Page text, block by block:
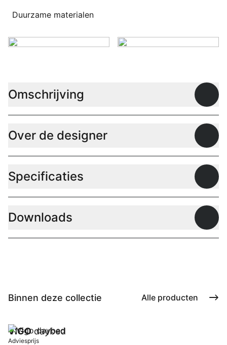
Taalkeuze
Duurzame materialen
Omschrijving
Over de designer
Specificaties
Downloads
Binnen deze collectie Alle producten
VIGOdaybed
Adviesprijs